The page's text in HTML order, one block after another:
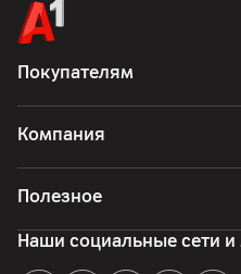
Покупателям
Компания
Полезное
Наши социальные сети